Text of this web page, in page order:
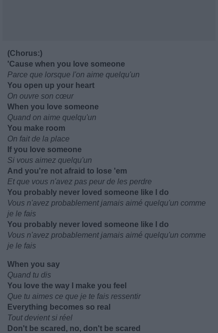
(Chorus:)
'Cause when you love someone
Parce que lorsque l'on aime quelqu'un
You open up your heart
On ouvre son cœur
When you love someone
Quand on aime quelqu'un
You make room
On fait de la place
If you love someone
Si vous aimez quelqu'un
And you're not afraid to lose 'em
Et que vous n'avez pas peur de les perdre
You probably never loved someone like I do
Vous n'avez probablement jamais aimé quelqu'un comme
je le fais
You probably never loved someone like I do
Vous n'avez probablement jamais aimé quelqu'un comme
je le fais
When you say
Quand tu dis
You love the way I make you feel
Que tu aimes ce que je te fais ressentir
Everything becomes so real
Tout devient si réel
Don't be scared, no, don't be scared